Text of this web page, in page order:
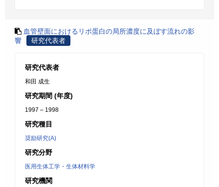
血管壁面におけるリポ蛋白の局所濃度に及ぼす流れの影
響
研究代表者
研究代表者
和田 成生
研究期間 (年度)
1997 – 1998
研究種目
奨励研究(A)
研究分野
医用生体工学・生体材料学
研究機関